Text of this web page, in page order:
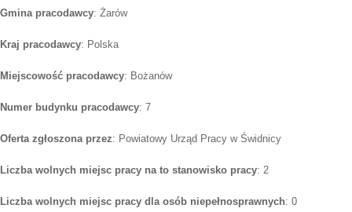
Gmina pracodawcy: Żarów
Kraj pracodawcy: Polska
Miejscowość pracodawcy: Bożanów
Numer budynku pracodawcy: 7
Oferta zgłoszona przez: Powiatowy Urząd Pracy w Świdnicy
Liczba wolnych miejsc pracy na to stanowisko pracy: 2
Liczba wolnych miejsc pracy dla osób niepełnosprawnych: 0